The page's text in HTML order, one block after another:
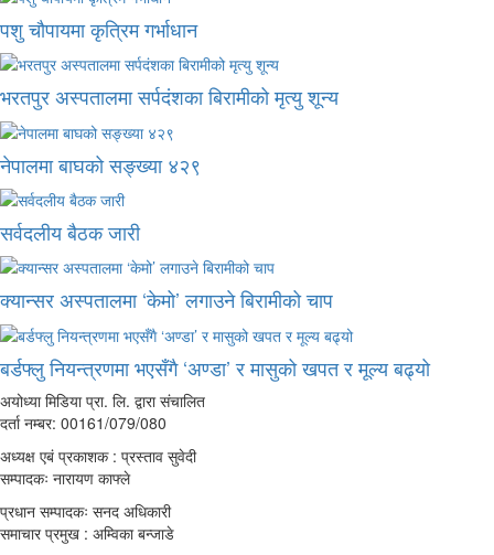
पशु चौपायमा कृत्रिम गर्भाधान
भरतपुर अस्पतालमा सर्पदंशका बिरामीको मृत्यु शून्य
नेपालमा बाघको सङ्ख्या ४२९
सर्वदलीय बैठक जारी
क्यान्सर अस्पतालमा ‘केमो’ लगाउने बिरामीको चाप
बर्डफ्लु नियन्त्रणमा भएसँगै ‘अण्डा’ र मासुको खपत र मूल्य बढ्यो
अयोध्या मिडिया प्रा. लि. द्वारा संचालित
दर्ता नम्बर: 00161/079/080
अध्यक्ष एबं प्रकाशक : प्रस्ताव सुवेदी
सम्पादकः नारायण काफ्ले
प्रधान सम्पादकः सनद अधिकारी
समाचार प्रमुख : अम्विका बन्जाडे